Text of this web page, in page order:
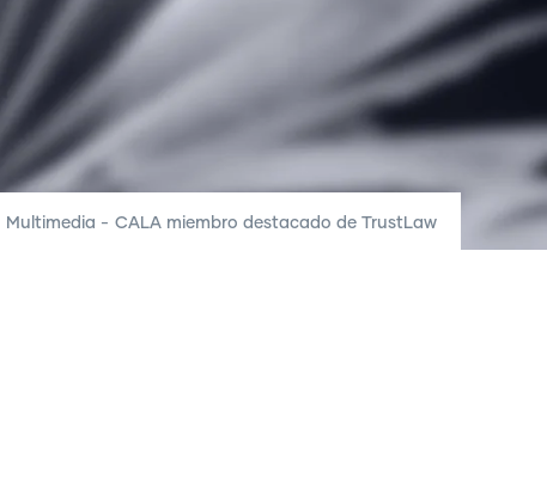
Multimedia - CALA miembro destacado de TrustLaw